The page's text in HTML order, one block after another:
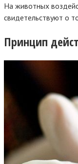
На животных
свидетельствуют о
Принцип